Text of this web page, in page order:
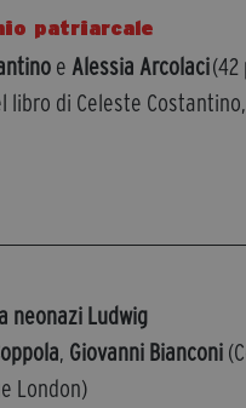
patriarcale
e Alessia Arcolaci(42
libro di Celeste Costantino,
neonazi Ludwig
, Giovanni Bianconi
London)